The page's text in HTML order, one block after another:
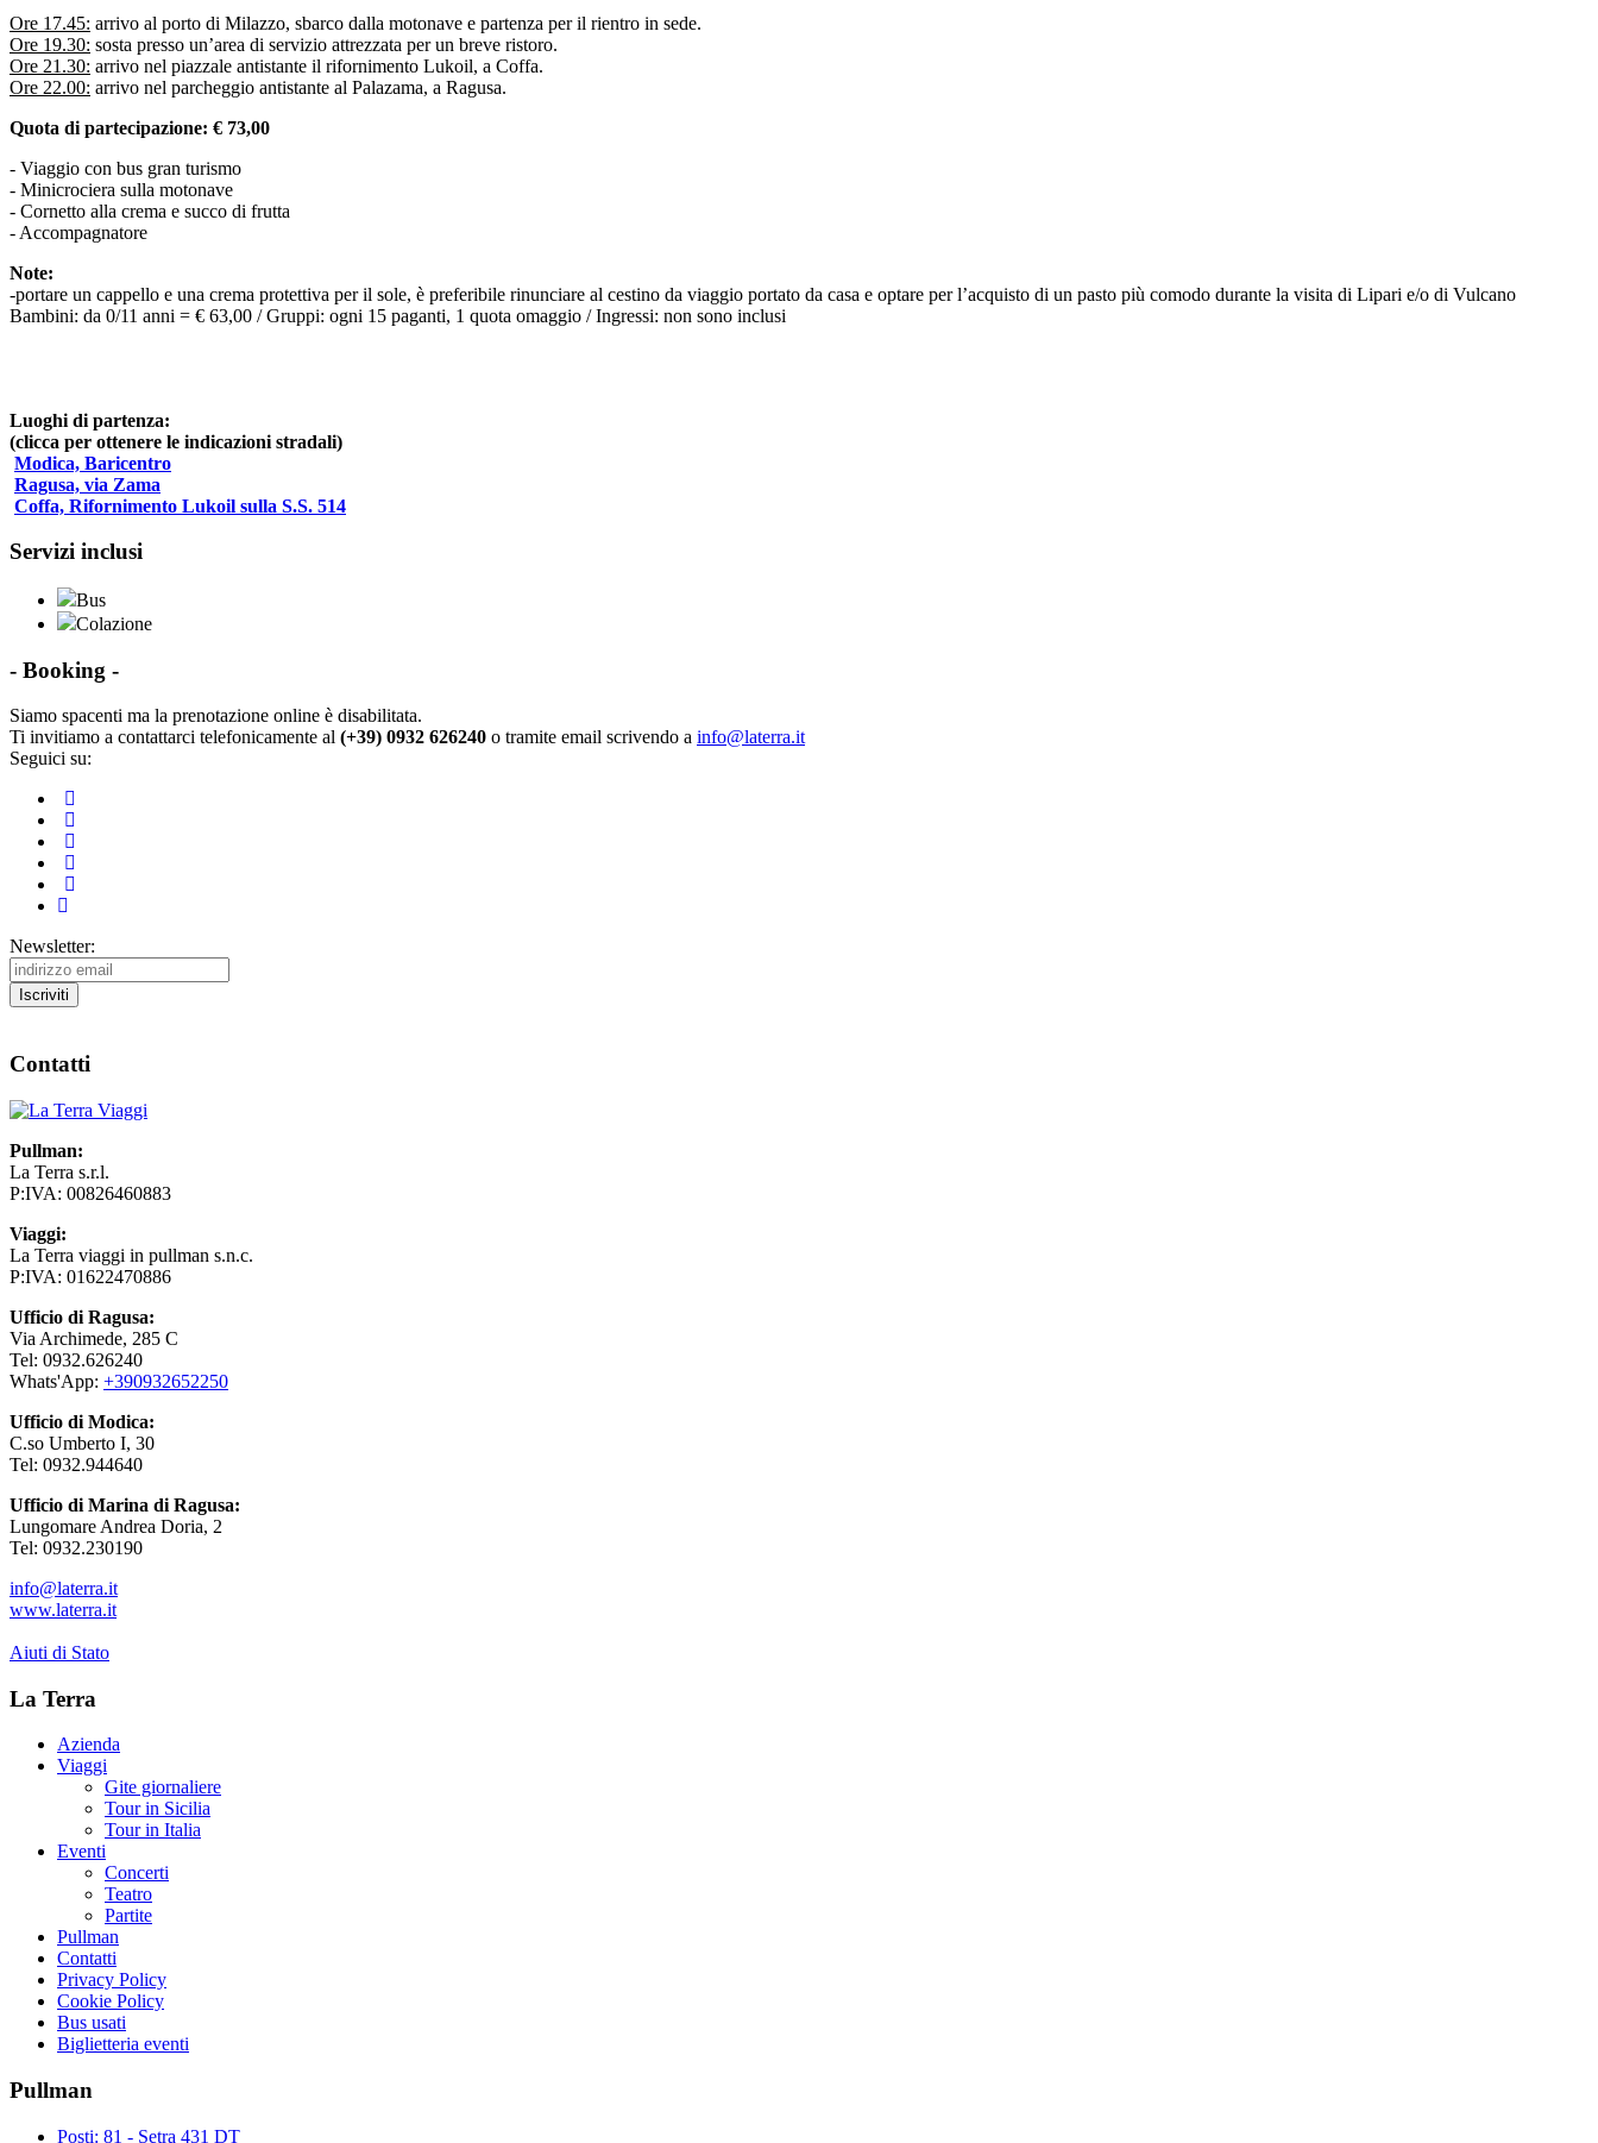
Ore 17.45: arrivo al porto di Milazzo, sbarco dalla motonave e partenza per il rientro in sede.
Ore 19.30: sosta presso un’area di servizio attrezzata per un breve ristoro.
Ore 21.30: arrivo nel piazzale antistante il rifornimento Lukoil, a Coffa.
Ore 22.00: arrivo nel parcheggio antistante al Palazama, a Ragusa.
Quota di partecipazione: € 73,00
- Viaggio con bus gran turismo
- Minicrociera sulla motonave
- Cornetto alla crema e succo di frutta
- Accompagnatore
Note:
-portare un cappello e una crema protettiva per il sole, è preferibile rinunciare al cestino da viaggio portato da casa e optare per l’acquisto di un pasto più comodo durante la visita di Lipari e/o di Vulcano
Bambini: da 0/11 anni = € 63,00 / Gruppi: ogni 15 paganti, 1 quota omaggio / Ingressi: non sono inclusi
Luoghi di partenza:
(clicca per ottenere le indicazioni stradali)
Modica, Baricentro
Ragusa, via Zama
Coffa, Rifornimento Lukoil sulla S.S. 514
Servizi inclusi
Bus
Colazione
- Booking -
Siamo spacenti ma la prenotazione online è disabilitata.
Ti invitiamo a contattarci telefonicamente al (+39) 0932 626240 o tramite email scrivendo a info@laterra.it
Seguici su:
Newsletter:
Contatti
Pullman:
La Terra s.r.l.
P:IVA: 00826460883
Viaggi:
La Terra viaggi in pullman s.n.c.
P:IVA: 01622470886
Ufficio di Ragusa:
Via Archimede, 285 C
Tel: 0932.626240
Whats'App: +390932652250
Ufficio di Modica:
C.so Umberto I, 30
Tel: 0932.944640
Ufficio di Marina di Ragusa:
Lungomare Andrea Doria, 2
Tel: 0932.230190
info@laterra.it
www.laterra.it
Aiuti di Stato
La Terra
Azienda
Viaggi
Gite giornaliere
Tour in Sicilia
Tour in Italia
Eventi
Concerti
Teatro
Partite
Pullman
Contatti
Privacy Policy
Cookie Policy
Bus usati
Biglietteria eventi
Pullman
Posti: 81 - Setra 431 DT